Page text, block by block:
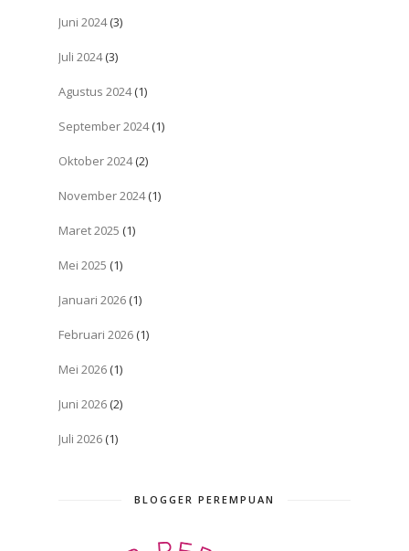
Juni 2024(3)
Juli 2024(3)
Agustus 2024(1)
September 2024(1)
Oktober 2024(2)
November 2024(1)
Maret 2025 (1)
Mei 2025 (1)
Januari 2026 (1)
Februari 2026 (1)
Mei 2026 (1)
Juni 2026 (2)
Juli 2026 (1)
BLOGGER PEREMPUAN